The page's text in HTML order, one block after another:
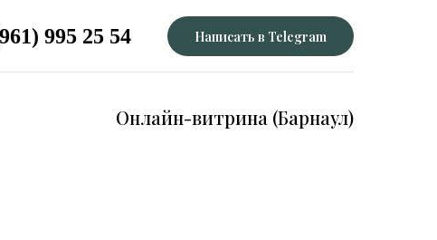
995 25 54 Написать в Telegram
Онлайн-витрина (Барнаул)